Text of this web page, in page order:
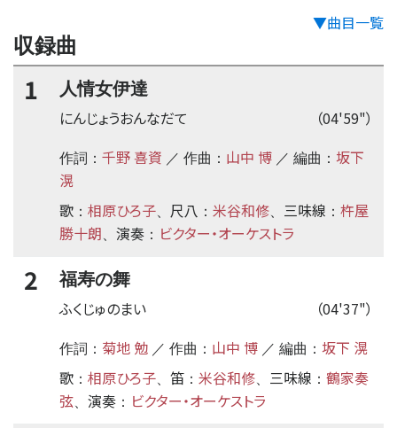
▼曲目一覧
収録曲
1 人情女伊達
（04'59"）
にんじょうおんなだて
作詞： 千野 喜資 ／ 作曲： 山中 博 ／ 編曲： 坂下
滉
歌 ： 相原ひろ子 尺八 ： 米谷和修 三味線 ： 杵屋
勝十朗
演奏 ： ビクター・オーケストラ
2 福寿の舞
（04'37"）
ふくじゅのまい
作詞： 菊地 勉 ／ 作曲： 山中 博 ／ 編曲： 坂下 滉
歌 ： 相原ひろ子 笛 ： 米谷和修 三味線 ： 鶴家奏
弦
演奏 ： ビクター・オーケストラ